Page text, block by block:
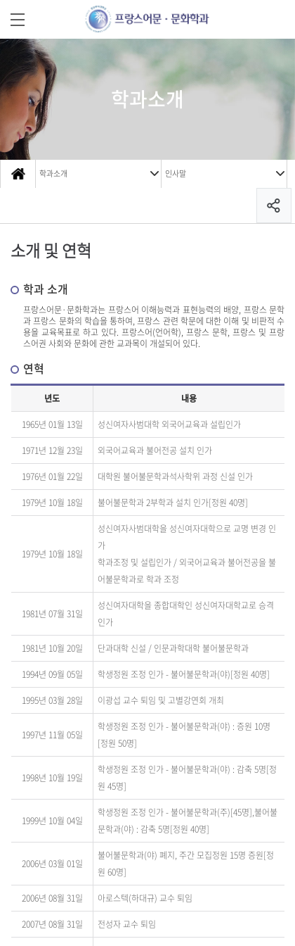
학과소개
학과소개 인사말
소개 및 연혁
학과 소개
프랑스어문·문화학과는 프랑스어 이해능력과 표현능력의 배양, 프랑스 문학
과 프랑스 문화의 학습을 통하여, 프랑스 관련 학문에 대한 이해 및 비판적 수
용을 교육목표로 하고 있다. 프랑스어(언어학), 프랑스 문학, 프랑스 및 프랑
스어권 사회와 문화에 관한 교과목이 개설되어 있다.
연혁
년도 내용
1965년 01월 13일 성신여자사범대학 외국어교육과 설립인가
1971년 12월 23일 외국어교육과 불어전공 설치 인가
1976년 01월 22일 대학원 불어불문학과석사학위 과정 신설 인가
1979년 10월 18일 불어불문학과 2부학과 설치 인가[정원 40명]
1979년 10월 18일
성신여자사범대학을 성신여자대학으로 교명 변경 인
가
학과조정 및 설립인가 / 외국어교육과 불어전공을 불
어불문학과로 학과 조정
1981년 07월 31일
성신여자대학을 종합대학인 성신여자대학교로 승격
인가
1981년 10월 20일 단과대학 신설 / 인문과학대학 불어불문학과
1994년 09월 05일 학생정원 조정 인가 - 불어불문학과(야)[정원 40명]
1995년 03월 28일 이광섭 교수 퇴임 및 고별강연회 개최
1997년 11월 05일
학생정원 조정 인가 - 불어불문학과(야) : 증원 10명
[정원 50명]
1998년 10월 19일
학생정원 조정 인가 - 불어불문학과(야) : 감축 5명[정
원 45명]
1999년 10월 04일
학생정원 조정 인가 - 불어불문학과(주)[45명],불어불
문학과(야) : 감축 5명[정원 40명]
2006년 03월 01일
불어불문학과(야) 폐지, 주간 모집정원 15명 증원[정
원 60명]
2006년 08월 31일 아로스텍(하대규) 교수 퇴임
2007년 08월 31일 전성자 교수 퇴임